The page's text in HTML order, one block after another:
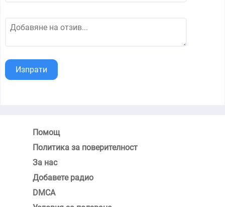
Изпрати
Помощ
Политика за поверителност
За нас
Добавете радио
DMCA